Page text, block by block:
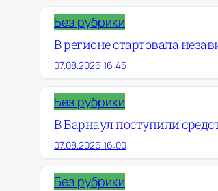
Без рубрики
В регионе стартовала
07.08.2026 16:45
Без рубрики
В Барнаул поступили
07.08.2026 16:00
Без рубрики